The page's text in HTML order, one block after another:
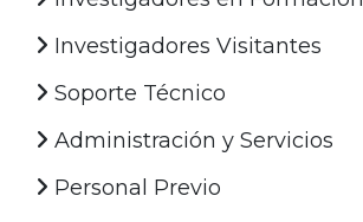
Investigadores Visitantes
Soporte Técnico
Administración y Servicios
Personal Previo